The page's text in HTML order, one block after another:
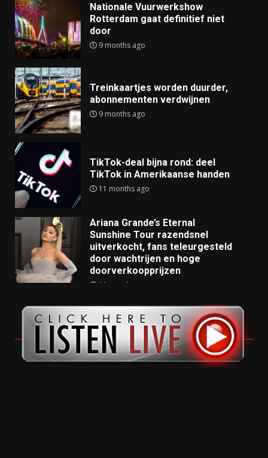
Nationale Vuurwerkshow
Rotterdam gaat definitief niet
door
9 months ago
Treinkaartjes worden duurder,
abonnementen verdwijnen
9 months ago
TikTok-deal bijna rond: deel
TikTok in Amerikaanse handen
11 months ago
Ariana Grande’s Eternal
Sunshine Tour razendsnel
uitverkocht, fans teleurgesteld
door wachtrijen en hoge
doorverkoopprijzen
11 months ago